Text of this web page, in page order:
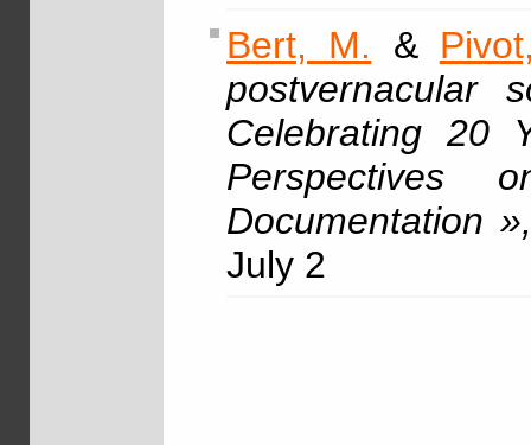
Bert, M. &
postvernacular
Celebrating 20
Perspectives
Documentation
July 2